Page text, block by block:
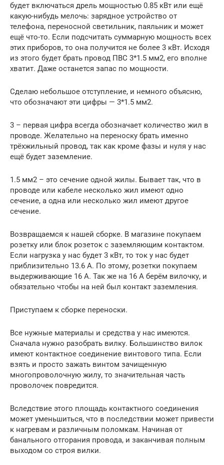
будет включаться дрель мощностью 0.85 кВт или ещё
какую-нибудь мелочь: зарядное устройство от
телефона, переносной светильник, паяльник и может
ещё что-то. Если подсчитать суммарную мощность всех
этих приборов, то она получится не более 3 кВт. Исходя
из этого будет брать провод ПВС 3*1.5 мм2, его вполне
хватит. Даже останется запас по мощности.
Сделаю небольшое отступление, и немного объясню,
что обозначают эти цифры — 3*1.5 мм2.
3 – первая цифра всегда обозначает количество жил в
проводе. Желательно на переноску брать именно
трёхжильный провод, так как кроме фазы и нуля у нас
ещё будет заземление.
1.5 мм2 – это сечение одной жилы. Бывает так, что в
проводе или кабеле несколько жил имеют одно
сечение, а одна или несколько жил имеют другое
сечение.
Возвращаемся к нашей сборке. В магазине покупаем
розетку или блок розеток с заземляющим контактом.
Если нагрузка у нас будет 3 кВт, то ток у нас будет
приблизительно 13.6 А. По этому, розетки покупаем
выдерживающие 16 А. Так же на 16 А берём вилочку, и
обязательно чтобы на ней был контакт заземления.
Приступаем к сборке переноски.
Все нужные материалы и средства у нас имеются.
Сначала нужно разобрать вилку. Большинство вилок
имеют контактное соединение винтового типа. Если
взять и просто зажать винтом зачищенную
многопроволочную жилу, то значительная часть
проволочек повредится.
Вследствие этого площадь контактного соединения
может уменьшиться, что в последствии может привести
к нагревам и различным поломкам. Начиная от
банального отгорания провода, и заканчивая полным
выходом со строя вилки.